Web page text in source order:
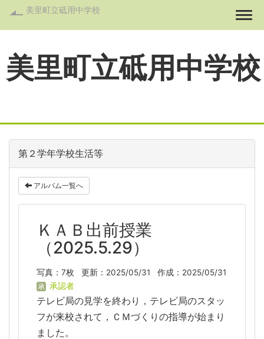
美里町立砥用中学校
美里町立砥用中学校
第２学年学校生活等
アルバム一覧へ
ＫＡＢ出前授業
（2025.5.29）
写真：7枚 更新：2025/05/31
作成：2025/05/31
承認者
テレビ局の見学を終わり，テレビ局のスタッ
フが来校されて，ＣＭづくりの指導が始まり
ました。